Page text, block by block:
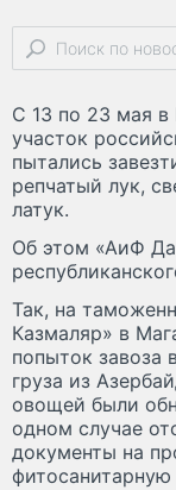
С 13 по 23 мая в
участок
пытались
репчатый лук,
латук.
Об этом «АиФ
Так, на
Казмаляр» в
попыток завоза
груза из
овощей были
одном случае
документы на
фитосанитарную